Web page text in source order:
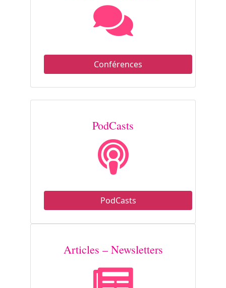
Conférences
PodCasts
PodCasts
Articles – Newsletters